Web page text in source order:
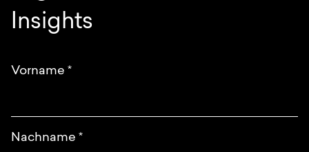
Insights
Vorname *
Nachname *